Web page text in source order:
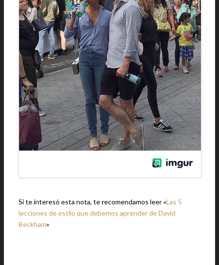
Si te interesó esta nota, te recomendamos leer «Las 5
lecciones de estilo que debemos aprender de David
Beckham»